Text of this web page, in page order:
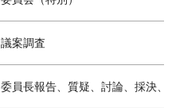
議案調査
委員長報告、質疑、討論、採決、